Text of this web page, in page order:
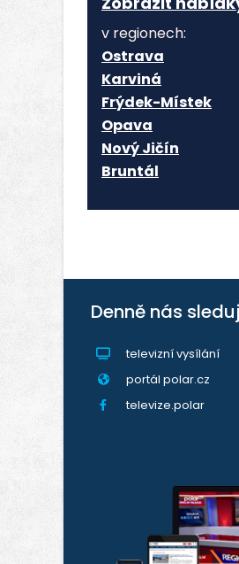
v regionech:
Ostrava
Karviná
Frýdek-Místek
Opava
Nový Jičín
Bruntál
Denně nás
televizní vysílání
portál polar.cz
televize.polar